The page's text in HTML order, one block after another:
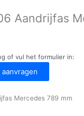
Aandrijfas
of vul het formulier in:
Mercedes 789 mm